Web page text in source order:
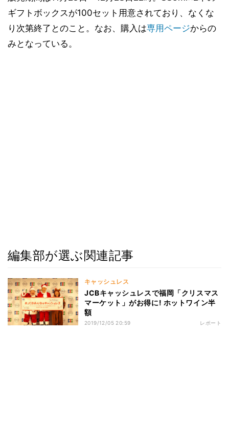
ギフトボックスが100セット用意されており、なくな
り次第終了とのこと。なお、購入は専用ページからの
みとなっている。
編集部が選ぶ関連記事
キャッシュレス
JCBキャッシュレスで福岡「クリスマス
マーケット」がお得に! ホットワイン半
額
2019/12/05 20:59 レポート